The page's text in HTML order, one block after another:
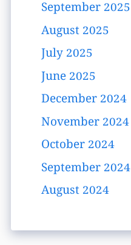
September 2025
August 2025
July 2025
June 2025
December 2024
November 2024
October 2024
September 2024
August 2024